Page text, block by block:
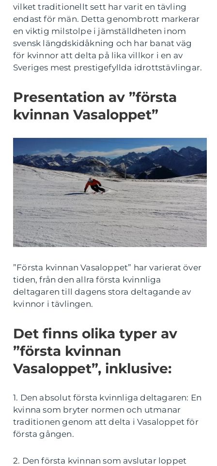
vilket traditionellt sett har varit en tävling
endast för män. Detta genombrott markerar
en viktig milstolpe i jämställdheten inom
svensk längdskidåkning och har banat väg
för kvinnor att delta på lika villkor i en av
Sveriges mest prestigefyllda idrottstävlingar.
Presentation av ”första
kvinnan Vasaloppet”
”Första kvinnan Vasaloppet” har varierat över
tiden, från den allra första kvinnliga
deltagaren till dagens stora deltagande av
kvinnor i tävlingen.
Det finns olika typer av
”första kvinnan
Vasaloppet”, inklusive:
1. Den absolut första kvinnliga deltagaren: En
kvinna som bryter normen och utmanar
traditionen genom att delta i Vasaloppet för
första gången.
2. Den första kvinnan som avslutar loppet